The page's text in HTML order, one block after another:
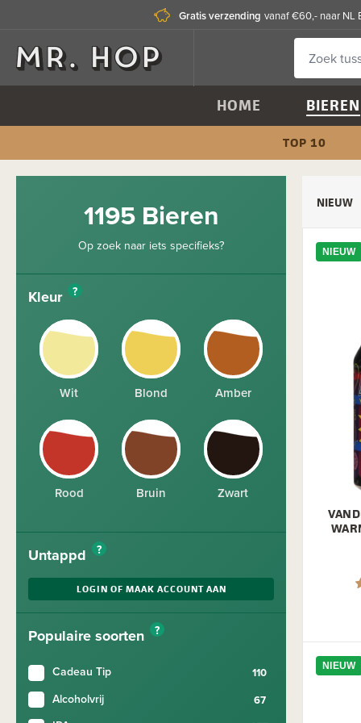
Gratis verzending vanaf €60,- naar NL
HOME BIEREN
TOP 10
1195 Bieren
Op zoek naar iets specifieks?
Kleur ?
Wit Blond Amber
Rood Bruin Zwart
Untappd ?
LOGIN OF MAAK ACCOUNT AAN
Populaire soorten ?
Cadeau Tip
Alcoholvrij
NIEUW
NIEUW
NIEUW